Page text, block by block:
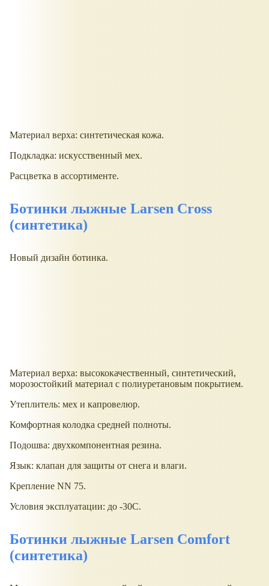
Материал верха: синтетическая кожа.
Подкладка: искусственный мех.
Расцветка в ассортименте.
Ботинки лыжные Larsen Сross
(синтетика)
Новый дизайн ботинка.
Материал верха: высококачественный, синтетический,
морозостойкий материал с полиуретановым покрытием.
Утеплитель: мех и капровелюр.
Комфортная колодка средней полноты.
Подошва: двухкомпонентная резина.
Язык: клапан для защиты от снега и влаги.
Крепление NN 75.
Условия эксплуатации: до -30С.
Ботинки лыжные Larsen Comfort
(синтетика)